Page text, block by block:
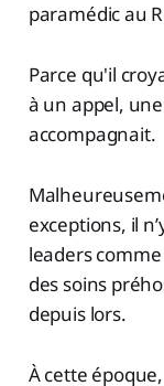
paramédic au
Parce qu'il
à un appel,
accompagnait.
exceptions, il
leaders
des soins
depuis lors.
À cette